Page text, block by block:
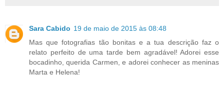
Sara Cabido 19 de maio de 2015 às 08:48
Mas que fotografias tão bonitas e a tua descrição faz o
relato perfeito de uma tarde bem agradável! Adorei esse
bocadinho, querida Carmen, e adorei conhecer as meninas
Marta e Helena!